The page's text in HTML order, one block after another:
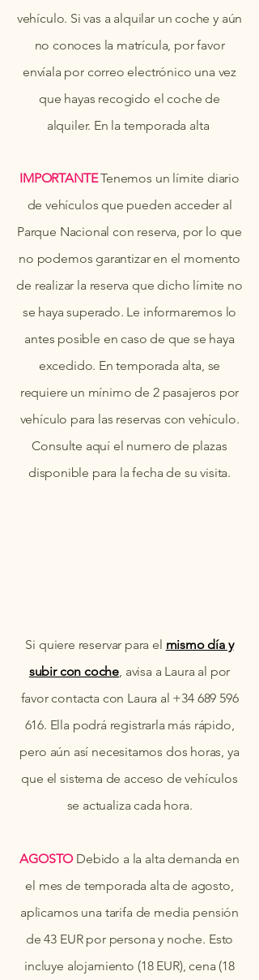
vehículo. Si vas a alquilar un coche y aún
no conoces la matrícula, por favor
envíala por correo electrónico una vez
que hayas recogido el coche de
alquiler. En la temporada alta
IMPORTANTETenemos un límite diario
de vehículos que pueden acceder al
Parque Nacional con reserva, por lo que
no podemos garantizar en el momento
de realizar la reserva que dicho límite no
se haya superado. Le informaremos lo
antes posible en caso de que se haya
excedido. En temporada alta, se
requiere un mínimo de 2 pasajeros por
vehículo para las reservas con vehículo.
Consulte aquí el numero de plazas
disponible para la fecha de su visita.
Si quiere reservar para el mismo día y
subir con coche, avisa a Laura al por
favor contacta con Laura al +34 689 596
616. Ella podrá registrarla más rápido,
pero aún así necesitamos dos horas, ya
que el sistema de acceso de vehículos
se actualiza cada hora.
AGOSTO Debido a la alta demanda en
el mes de temporada alta de agosto,
aplicamos una tarifa de media pensión
de 43 EUR por persona y noche. Esto
incluye alojamiento (18 EUR), cena (18